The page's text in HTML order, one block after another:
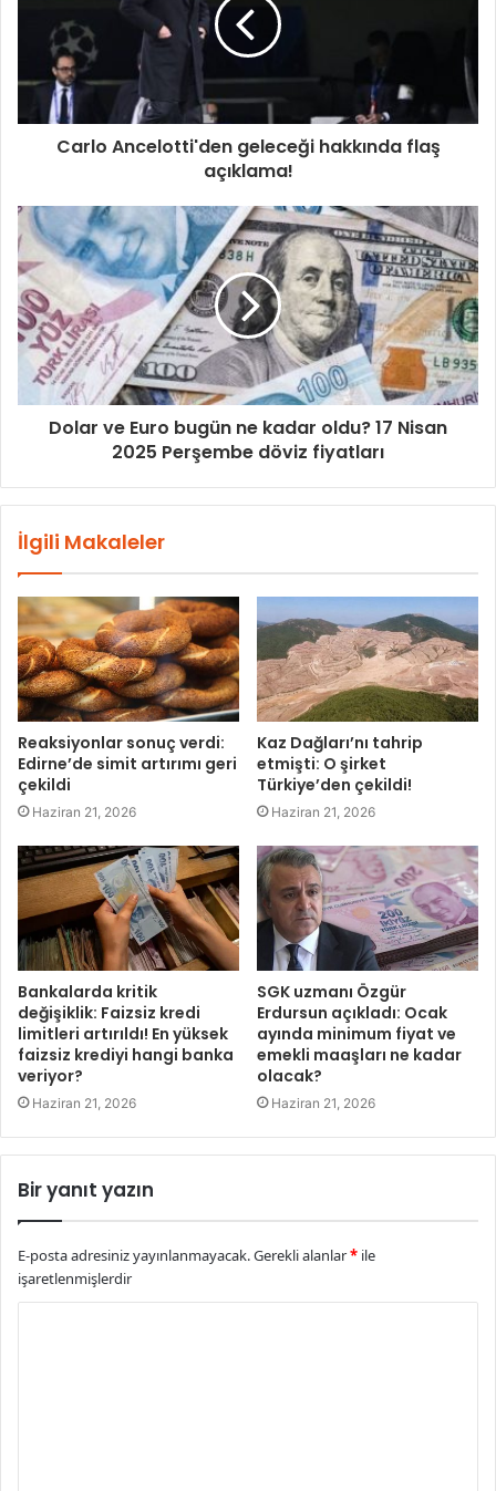
Carlo Ancelotti'den geleceği hakkında flaş
açıklama!
Dolar ve Euro bugün ne kadar oldu? 17 Nisan
2025 Perşembe döviz fiyatları
İlgili Makaleler
Reaksiyonlar sonuç verdi:
Edirne’de simit artırımı geri
çekildi
Haziran 21, 2026
Kaz Dağları’nı tahrip
etmişti: O şirket
Türkiye’den çekildi!
Haziran 21, 2026
Bankalarda kritik
değişiklik: Faizsiz kredi
limitleri artırıldı! En yüksek
faizsiz krediyi hangi banka
veriyor?
Haziran 21, 2026
SGK uzmanı Özgür
Erdursun açıkladı: Ocak
ayında minimum fiyat ve
emekli maaşları ne kadar
olacak?
Haziran 21, 2026
Bir yanıt yazın
E-posta adresiniz yayınlanmayacak.Gerekli alanlar* ile
işaretlenmişlerdir